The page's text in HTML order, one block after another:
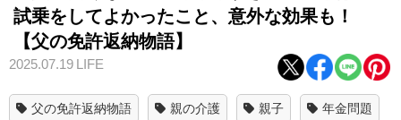
試乗をしてよかったこと、意外な効果も！
【父の免許返納物語】
2025.07.19 LIFE
父の免許返納物語 親の介護 親子 年金問題